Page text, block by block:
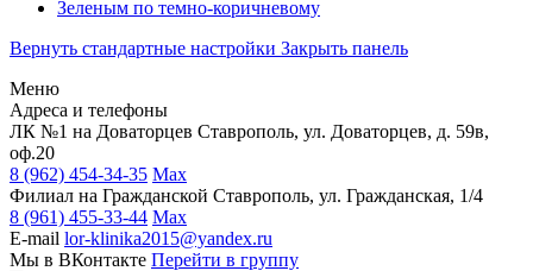
Зеленым по темно-коричневому
Вернуть стандартные настройки Закрыть панель
Меню
Адреса и телефоны
ЛК №1 на Доваторцев Ставрополь, ул. Доваторцев, д. 59в,
оф.20
8 (962) 454-34-35 Max
Филиал на Гражданской Ставрополь, ул. Гражданская, 1/4
8 (961) 455-33-44 Max
E-mail lor-klinika2015@yandex.ru
Мы в ВКонтакте Перейти в группу